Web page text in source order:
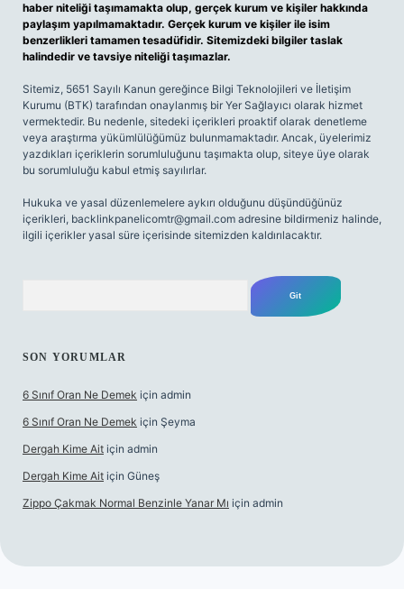
haber niteliği taşımamakta olup, gerçek kurum ve kişiler hakkında
paylaşım yapılmamaktadır. Gerçek kurum ve kişiler ile isim
benzerlikleri tamamen tesadüfidir. Sitemizdeki bilgiler taslak
halindedir ve tavsiye niteliği taşımazlar.
Sitemiz, 5651 Sayılı Kanun gereğince Bilgi Teknolojileri ve İletişim
Kurumu (BTK) tarafından onaylanmış bir Yer Sağlayıcı olarak hizmet
vermektedir. Bu nedenle, sitedeki içerikleri proaktif olarak denetleme
veya araştırma yükümlülüğümüz bulunmamaktadır. Ancak, üyelerimiz
yazdıkları içeriklerin sorumluluğunu taşımakta olup, siteye üye olarak
bu sorumluluğu kabul etmiş sayılırlar.
Hukuka ve yasal düzenlemelere aykırı olduğunu düşündüğünüz
içerikleri, backlinkpanelicomtr@gmail.com adresine bildirmeniz halinde,
ilgili içerikler yasal süre içerisinde sitemizden kaldırılacaktır.
SON YORUMLAR
6 Sınıf Oran Ne Demek için admin
6 Sınıf Oran Ne Demek için Şeyma
Dergah Kime Ait için admin
Dergah Kime Ait için Güneş
Zippo Çakmak Normal Benzinle Yanar Mı için admin